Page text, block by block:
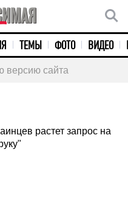
ТЕМЫ ФОТО ВИДЕО
версию сайта
растет запрос на